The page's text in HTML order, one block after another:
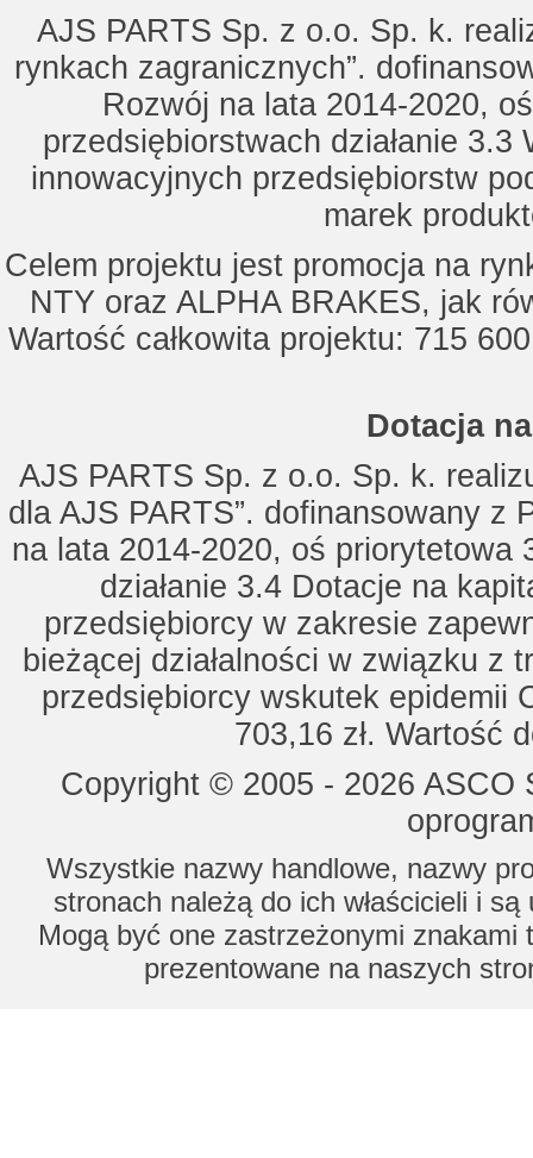
AJS PARTS Sp. z o.o. Sp. k.
rynkach zagranicznych”.
Rozwój na lata 2014-2020,
przedsiębiorstwach działanie
innowacyjnych przedsiębiorstw
marek
Celem projektu jest promocja na
NTY oraz ALPHA BRAKES, jak
Wartość całkowita projektu: 715
Dotacja
AJS PARTS Sp. z o.o. Sp. k.
dla AJS PARTS”. dofinansowany z
na lata 2014-2020, oś priorytetowa
działanie 3.4 Dotacje na
przedsiębiorcy w zakresie
bieżącej działalności w związku z
przedsiębiorcy wskutek epidemii
703,16 zł. Wartość
Copyright © 2005 - 2026
Wszystkie nazwy handlowe, nazwy
stronach należą do ich właścicieli i
Mogą być one zastrzeżonymi znakami
prezentowane na naszych